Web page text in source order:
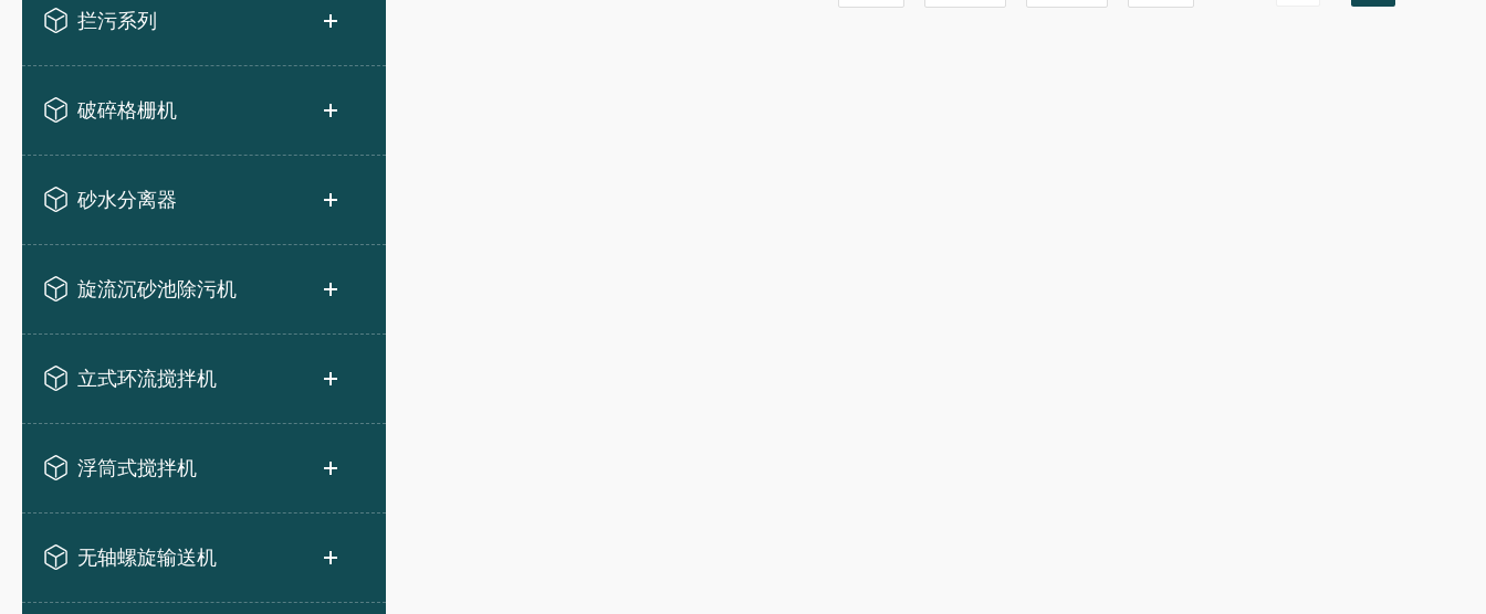
拦污系列
破碎格栅机
砂水分离器
旋流沉砂池除污机
立式环流搅拌机
浮筒式搅拌机
无轴螺旋输送机